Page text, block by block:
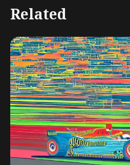
Related